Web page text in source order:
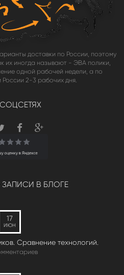
доставки по России, поэтому
их иногда называют - ЭВА полики,
одной рабочей недели, а по
России 2-3 рабочих дня.
В БЛОГЕ
17
ИЮН
Сравнение технологий.